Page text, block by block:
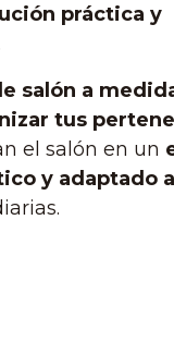
práctica y
salón a
tus
el salón en un
y adaptado